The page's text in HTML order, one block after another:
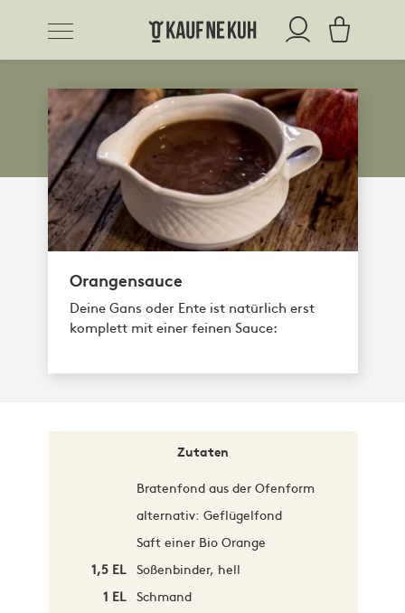
Orangensauce
Deine Gans oder Ente ist natürlich erst
komplett mit einer feinen Sauce:
Zutaten
Bratenfond aus der Ofenform
alternativ: Geflügelfond
Saft einer Bio Orange
1,5 EL
Soßenbinder, hell
1 EL
Schmand